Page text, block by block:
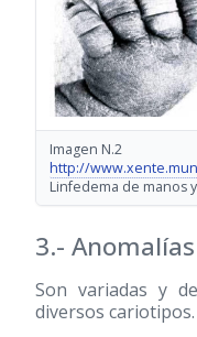
Imagen N.2
http://
Linfedema de manos
3.-
Son variadas y
diversos cariotipos.